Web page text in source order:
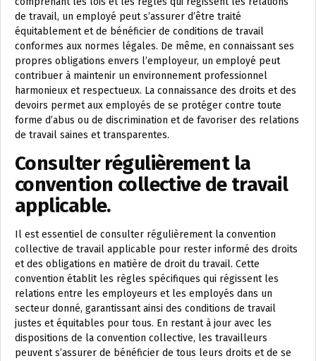
de travail, un employé peut s’assurer d’être traité
équitablement et de bénéficier de conditions de travail
conformes aux normes légales. De même, en connaissant ses
propres obligations envers l’employeur, un employé peut
contribuer à maintenir un environnement professionnel
harmonieux et respectueux. La connaissance des droits et des
devoirs permet aux employés de se protéger contre toute
forme d’abus ou de discrimination et de favoriser des relations
de travail saines et transparentes.
Consulter régulièrement la
convention collective de travail
applicable.
Il est essentiel de consulter régulièrement la convention
collective de travail applicable pour rester informé des droits
et des obligations en matière de droit du travail. Cette
convention établit les règles spécifiques qui régissent les
relations entre les employeurs et les employés dans un
secteur donné, garantissant ainsi des conditions de travail
justes et équitables pour tous. En restant à jour avec les
dispositions de la convention collective, les travailleurs
peuvent s’assurer de bénéficier de tous leurs droits et de se